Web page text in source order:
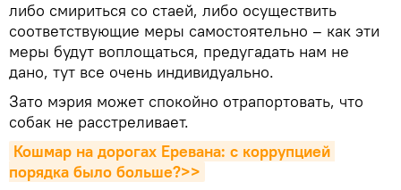
либо смириться со стаей, либо осуществить
соответствующие меры самостоятельно – как эти
меры будут воплощаться, предугадать нам не
дано, тут все очень индивидуально.
Зато мэрия может спокойно отрапортовать, что
собак не расстреливает.
Кошмар на дорогах Еревана: с коррупцией
порядка было больше?>>